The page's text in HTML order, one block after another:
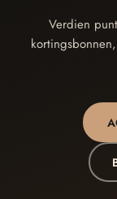
Verdien